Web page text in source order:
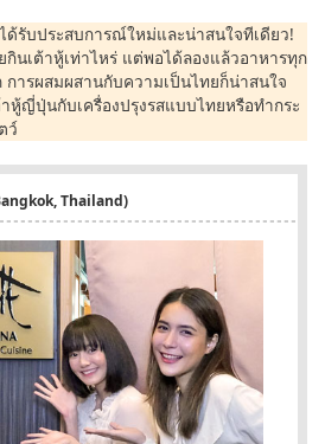
ด้รับประสบการณ์ใหม่และน่าสนใจทีเดียว!
นเต้าหู้เท่าไหร่ แต่พอได้ลองแล้วอาหารทุก
การผสมผสานกับความเป็นไทยก็น่าสนใจ
าหู้ญี่ปุ่นกับเครื่องปรุงรสแบบไทยหรือทำกระ
ว์
Thailand)